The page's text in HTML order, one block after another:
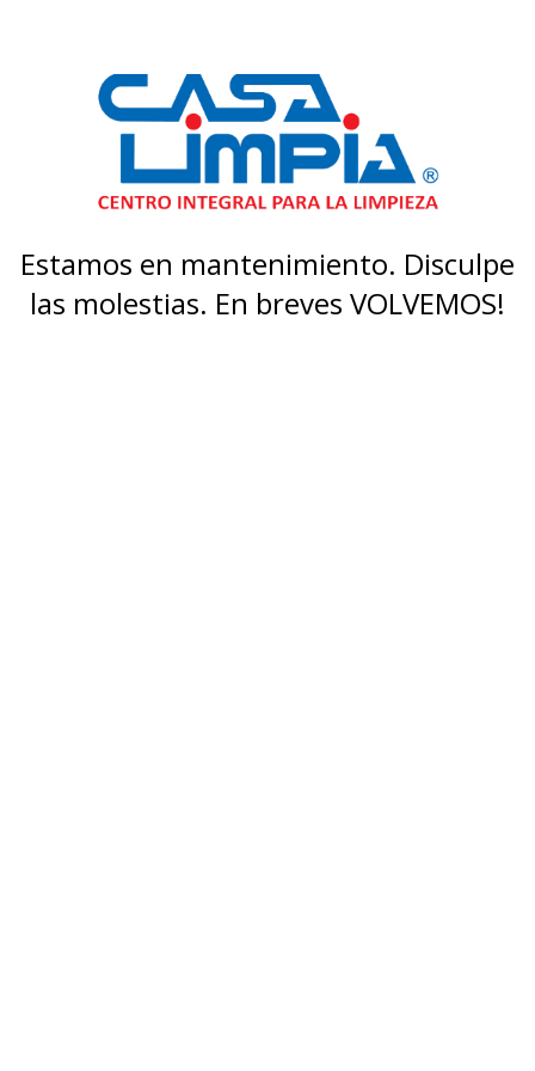
Estamos en mantenimiento. Disculpe
las molestias. En breves VOLVEMOS!